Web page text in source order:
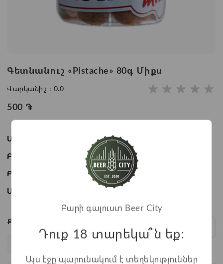
Գետնանուշ «Pistache» 80գ Միքս
Վարկանիշ : 0.0 ★
★
★
★
★
500 ֏
Առկայություն:
Առկա է
Բաժնի անվանում: Ընդեղեն
Բրենդ:
Ապրանքի ID:
Քանակ:
x
Բարի գալուստ Beer City
Դուք 18 տարեկա՞ն եք։
Այս էջը պարունակում է տեղեկություններ